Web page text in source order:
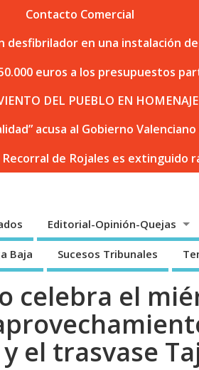
Contacto Comercial
desfibrilador en una instalación
euros a los presupuestos
DEL PUEBLO EN
acusa al Gobierno
Recorral de Rojales es
Editorial-Opinión-Quejas
Baja Sucesos Tribunales
celebra el
el trasvase